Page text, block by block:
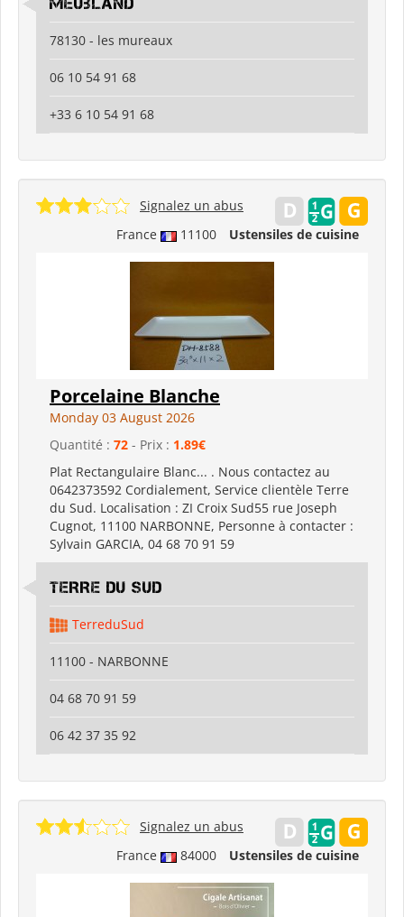
meubland
78130 - les mureaux
06 10 54 91 68
+33 6 10 54 91 68
France 11100 Ustensiles de cuisine
Signalez un abus
Porcelaine Blanche
Monday 03 August 2026
Quantité : 72 - Prix : 1.89€
Plat Rectangulaire Blanc... . Nous contactez au
0642373592 Cordialement, Service clientèle Terre
du Sud. Localisation : ZI Croix Sud55 rue Joseph
Cugnot, 11100 NARBONNE, Personne à contacter :
Sylvain GARCIA, 04 68 70 91 59
TERRE DU SUD
TerreduSud
11100 - NARBONNE
04 68 70 91 59
06 42 37 35 92
France 84000 Ustensiles de cuisine
Signalez un abus